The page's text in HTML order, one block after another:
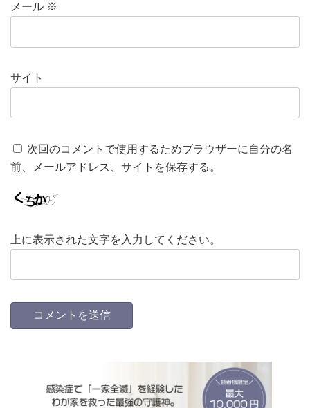
メール ※
サイト
次回のコメントで使用するためブラウザーに自分の名
前、メールアドレス、サイトを保存する。
上に表示された文字を入力してください。